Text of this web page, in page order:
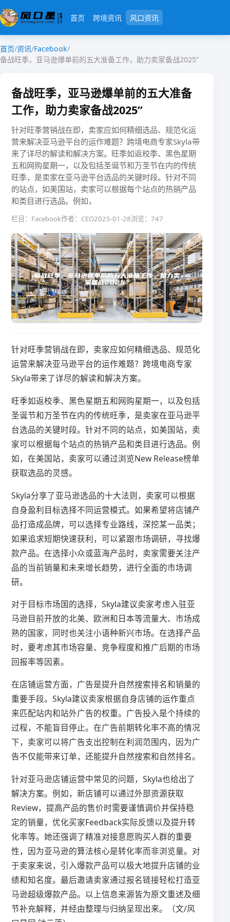
首页 跨境资讯 风口资讯
首页/资讯/Facebook/
备战旺季，亚马逊爆单前的五大准备工作，助力卖家备战2025”
备战旺季，亚马逊爆单前的五大准备
工作，助力卖家备战2025”
针对旺季营销战在即，卖家应如何精细选品、规范化运
营来解决亚马逊平台的运作难题？跨境电商专家Skyla带
来了详尽的解读和解决方案。旺季如返校季、黑色星期
五和网购星期一，以及包括圣诞节和万圣节在内的传统
旺季，是卖家在亚马逊平台选品的关键时段。针对不同
的站点，如美国站，卖家可以根据每个站点的热销产品
和类目进行选品。例如，
栏目：Facebook作者：CEO2025-01-28浏览：747
针对旺季营销战在即，卖家应如何精细选品、规范化
运营来解决亚马逊平台的运作难题？跨境电商专家
Skyla带来了详尽的解读和解决方案。
旺季如返校季、黑色星期五和网购星期一，以及包括
圣诞节和万圣节在内的传统旺季，是卖家在亚马逊平
台选品的关键时段。针对不同的站点，如美国站，卖
家可以根据每个站点的热销产品和类目进行选品。例
如，在美国站，卖家可以通过浏览New Release榜单
获取选品的灵感。
Skyla分享了亚马逊选品的十大法则，卖家可以根据
自身盈利目标选择不同运营模式。如果希望将店铺产
品打造成品牌，可以选择专业路线，深挖某一品类；
如果追求短期快速获利，可以紧跟市场调研，寻找爆
款产品。在选择小众或蓝海产品时，卖家需要关注产
品的当前销量和未来增长趋势，进行全面的市场调
研。
对于目标市场国的选择，Skyla建议卖家考虑入驻亚
马逊目前开放的北美、欧洲和日本等流量大、市场成
熟的国家，同时也关注小语种新兴市场。在选择产品
时，要考虑其市场容量、竞争程度和推广后期的市场
回报率等因素。
在店铺运营方面，广告是提升自然搜索排名和销量的
重要手段。Skyla建议卖家根据自身店铺的运作重点
来匹配站内和站外广告的权重。广告投入是个持续的
过程，不能盲目停止。在广告前期转化率不高的情况
下，卖家可以将广告支出控制在利润范围内，因为广
告不仅能带来订单，还能提升自然搜索和自然排名。
针对亚马逊店铺运营中常见的问题，Skyla也给出了
解决方案。例如，新店铺可以通过外部资源获取
Review，提高产品的售价时需要谨慎调价并保持稳
定的销量，优化买家Feedback实际反馈以及提升转
化率等。她还强调了精准对接意愿购买人群的重要
性，因为亚马逊的算法核心是转化率而非浏览量。对
于卖家来说，引入爆款产品可以极大地提升店铺的业
绩和知名度。最后邀请卖家通过报名链接轻松打造亚
马逊超级爆款产品。以上信息来源皆为原文重述及细
节补充解释，并经由整理与归纳呈现出来。（文/风